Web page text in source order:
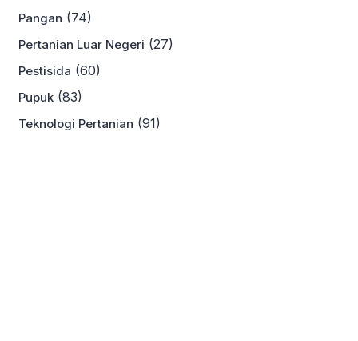
Pangan (74)
Pertanian Luar Negeri (27)
Pestisida (60)
Pupuk (83)
Teknologi Pertanian (91)